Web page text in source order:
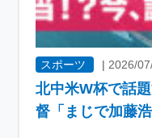
スポーツ | 2026/
北中米W杯で話
督「まじで加藤